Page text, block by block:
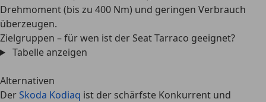
Drehmoment (bis zu 400 Nm) und geringen Verbrauch
überzeugen.
Zielgruppen – für wen ist der Seat Tarraco geeignet?
Tabelle anzeigen
Alternativen
DerSkoda Kodiaq ist der schärfste Konkurrent und